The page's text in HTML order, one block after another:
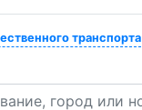
транспорта